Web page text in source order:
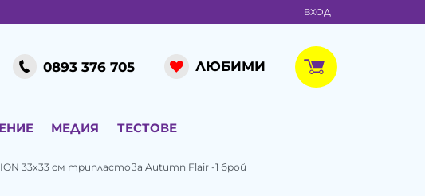
ВХОД
0893 376 705 ЛЮБИМИ
МЕДИЯ ТЕСТОВЕ
33x33 см трипластова Autumn Flair -1 брой